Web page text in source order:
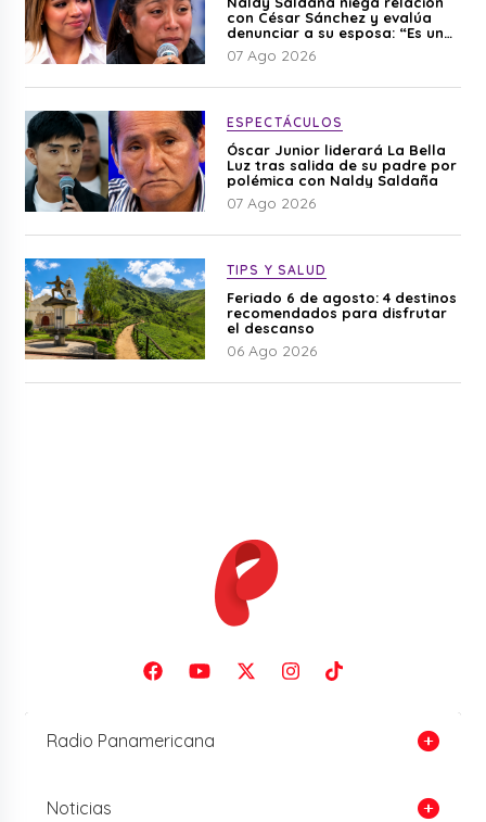
con César Sánchez y evalúa
denunciar a su esposa: “Es una
difamación”
07 Ago 2026
ESPECTÁCULOS
Óscar Junior liderará La Bella
Luz tras salida de su padre por
polémica con Naldy Saldaña
07 Ago 2026
TIPS Y SALUD
Feriado 6 de agosto: 4 destinos
recomendados para disfrutar
el descanso
06 Ago 2026
Radio Panamericana
Noticias